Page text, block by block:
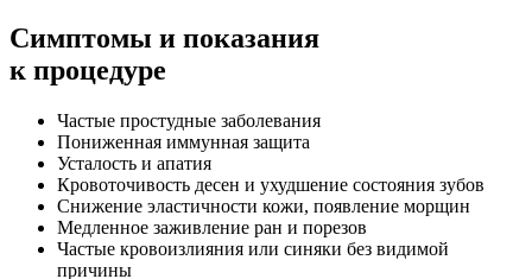
Симптомы и показания
к процедуре
Частые простудные заболевания
Пониженная иммунная защита
Усталость и апатия
Кровоточивость десен и ухудшение состояния зубов
Снижение эластичности кожи, появление морщин
Медленное заживление ран и порезов
Частые кровоизлияния или синяки без видимой
причины